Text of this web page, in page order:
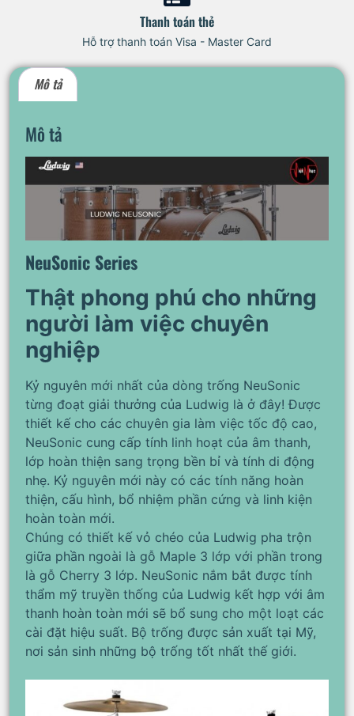
Thanh toán thẻ
Hỗ trợ thanh toán Visa - Master Card
Mô tả
Mô tả
NeuSonic Series
Thật phong phú cho những
người làm việc chuyên
nghiệp
Kỷ nguyên mới nhất của dòng trống NeuSonic
từng đoạt giải thưởng của Ludwig là ở đây! Được
thiết kế cho các chuyên gia làm việc tốc độ cao,
NeuSonic cung cấp tính linh hoạt của âm thanh,
lớp hoàn thiện sang trọng bền bỉ và tính di động
nhẹ. Kỷ nguyên mới này có các tính năng hoàn
thiện, cấu hình, bổ nhiệm phần cứng và linh kiện
hoàn toàn mới.
Chúng có thiết kế vỏ chéo của Ludwig pha trộn
giữa phần ngoài là gỗ Maple 3 lớp với phần trong
là gỗ Cherry 3 lớp. NeuSonic nắm bắt được tính
thẩm mỹ truyền thống của Ludwig kết hợp với âm
thanh hoàn toàn mới sẽ bổ sung cho một loạt các
cài đặt hiệu suất. Bộ trống được sản xuất tại Mỹ,
nơi sản sinh những bộ trống tốt nhất thế giới.